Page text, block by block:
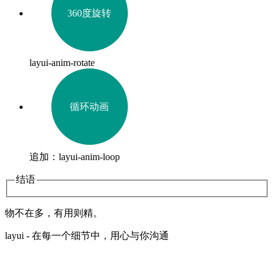
360度旋转
layui-anim-rotate
循环动画
追加：layui-anim-loop
结语
物不在多，有用则精。
layui - 在每一个细节中，用心与你沟通